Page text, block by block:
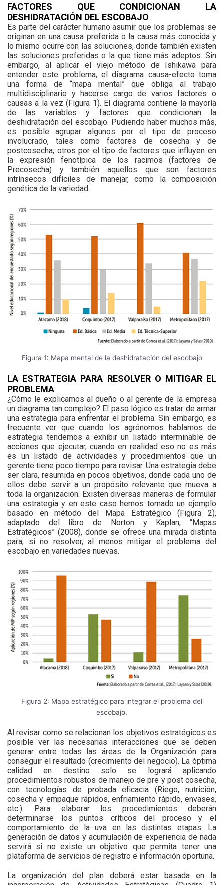
FACTORES QUE CONDICIONAN LA
DESHIDRATACIÓN DEL ESCOBAJO
Es parte del carácter humano asumir que los problemas se
originan en una causa preferida o la causa más conocida y
lo mismo ocurre con las soluciones, donde también existen
las soluciones preferidas o la que tiene más adeptos. Sin
embargo, al aplicar el viejo método de Ishikawa para
entender este problema, el diagrama causa-efecto toma
una forma de “mapa mental” que obliga al trabajo
multidisciplinario y hacerse cargo de varios factores o
causas a la vez (Figura 1). El diagrama contiene la mayoría
de las variables y factores que condicionan la
deshidratación del escobajo. Pudiendo haber muchos más,
es posible agrupar algunos por el tipo de proceso
involucrado, tales como factores de cosecha y de
postcosecha; otros por el tipo de factores que influyen en
la expresión fenotípica de los racimos (factores de
Precosecha) y también aquellos que son factores
intrínsecos difíciles de manejar, como la composición
genética de la variedad.
Figura 1: Mapa mental de la deshidratación del escobajo
LA ESTRATEGIA PARA RESOLVER O MITIGAR EL
PROBLEMA
¿Cómo le explicamos al dueño o al gerente de la empresa
un diagrama tan complejo? El paso lógico es tratar de armar
una estrategia para enfrentar el problema. Sin embargo, es
frecuente ver que cuando los agrónomos hablamos de
estrategia tendemos a exhibir un listado interminable de
acciones que ejecutar, cuando en realidad eso no es más
es un listado de actividades y procedimientos que un
gerente tiene poco tiempo para revisar. Una estrategia debe
ser clara, resumida en pocos objetivos, donde cada uno de
ellos debe servir a un propósito relevante que mueva a
toda la organización. Existen diversas maneras de formular
una estrategia y en este caso hemos tomado un ejemplo
basado en método del Mapa Estratégico (Figura 2),
adaptado del libro de Norton y Kaplan, “Mapas
Estratégicos” (2008), donde se ofrece una mirada distinta
para, si no resolver, al menos mitigar el problema del
escobajo en variedades nuevas.
Figura 2: Mapa estratégico para integrar el problema del
escobajo.
Al revisar como se relacionan los objetivos estratégicos es
posible ver las necesarias interacciones que se deben
generar entre todas las áreas de la Organización para
conseguir el resultado (crecimiento del negocio). La óptima
calidad en destino solo se logrará aplicando
procedimientos robustos de manejo de pre y post cosecha,
con tecnologías de probada eficacia (Riego, nutrición,
cosecha y empaque rápidos, enfriamiento rápido, envases,
etc.). Para elaborar los procedimientos deberán
determinarse los puntos críticos del proceso y el
comportamiento de la uva en las distintas etapas. La
generación de datos y acumulación de experiencia de nada
servirá si no existe un objetivo que permita tener una
plataforma de servicios de registro e información oportuna.
La organización del plan deberá estar basada en la